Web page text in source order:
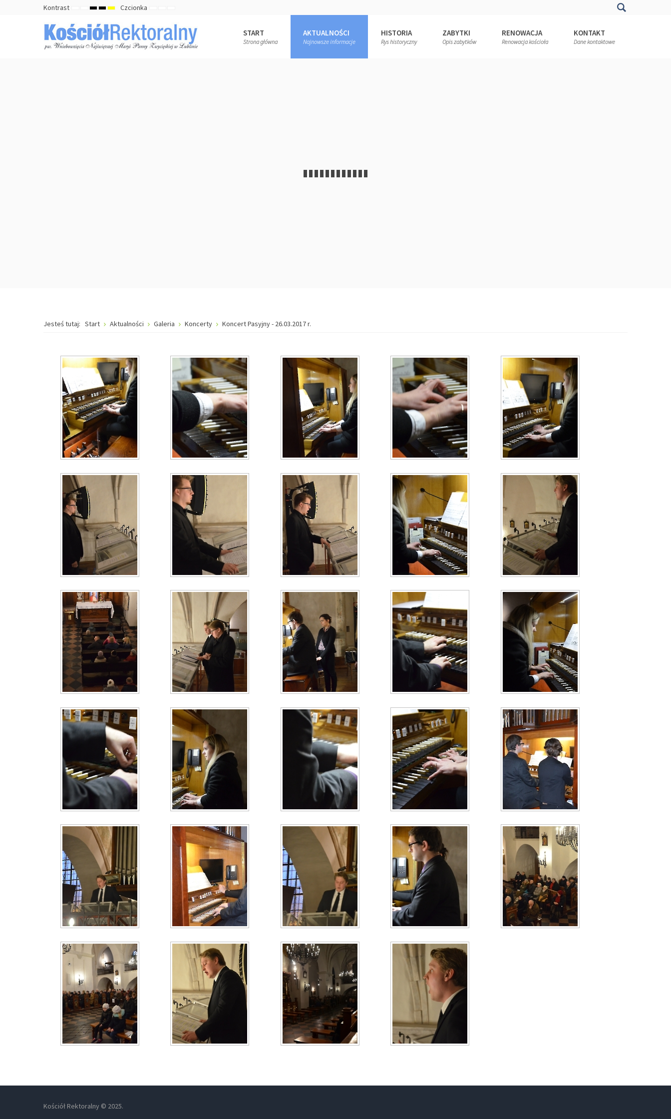
Kontrast TRYBHIGH
BLACK
WHITE
MODE
HIGH
BLACK
YELLOW
MODE
HIGH
YELLOW
BLACK
MODE
Czcionka
CZCIONKI
CZCIONKI
CZCIONKI
START
Strona główna
AKTUALNOŚCI
Najnowsze informacje
HISTORIA
Rys historyczny
ZABYTKI
Opis zabytków
RENOWACJA
Renowacja kościoła
KONTAKT
Dane kontaktowe
Jesteś tutaj: Start Aktualności Galeria Koncerty Koncert Pasyjny - 26.03.2017 r.
Kościół Rektoralny © 2025.